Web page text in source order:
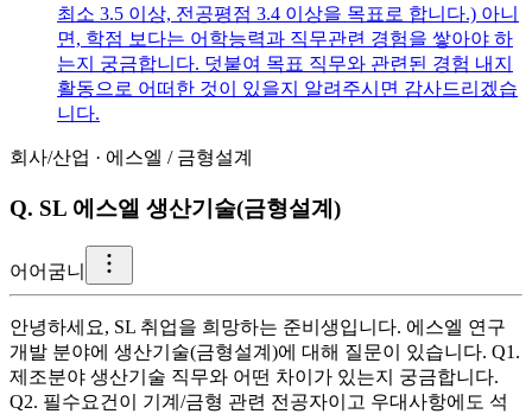
최소 3.5 이상, 전공평점 3.4 이상을 목표로 합니다.) 아니
면, 학점 보다는 어학능력과 직무관련 경험을 쌓아야 하
는지 궁금합니다. 덧붙여 목표 직무와 관련된 경험 내지
활동으로 어떠한 것이 있을지 알려주시면 감사드리겠습
니다.
회사/산업 · 에스엘 / 금형설계
Q. SL 에스엘 생산기술(금형설계)
어 어굼니
안녕하세요, SL 취업을 희망하는 준비생입니다. 에스엘 연구
개발 분야에 생산기술(금형설계)에 대해 질문이 있습니다. Q1.
제조분야 생산기술 직무와 어떤 차이가 있는지 궁금합니다.
Q2. 필수요건이 기계/금형 관련 전공자이고 우대사항에도 석